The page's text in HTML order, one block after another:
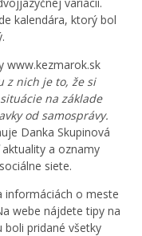
kalendára, ktorý bol
www.kezmarok.sk
z nich je to, že si
na základe
od samosprávy.
Danka Skupinová
a oznamy
siete.
informáciách o meste
webe nájdete tipy na
pridané všetky